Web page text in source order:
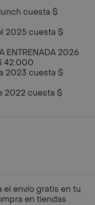
cuesta $
2025 cuesta $
ENTRENADA 2026
42.000
2023 cuesta $
2022 cuesta $
el envío gratis en tu
en tiendas